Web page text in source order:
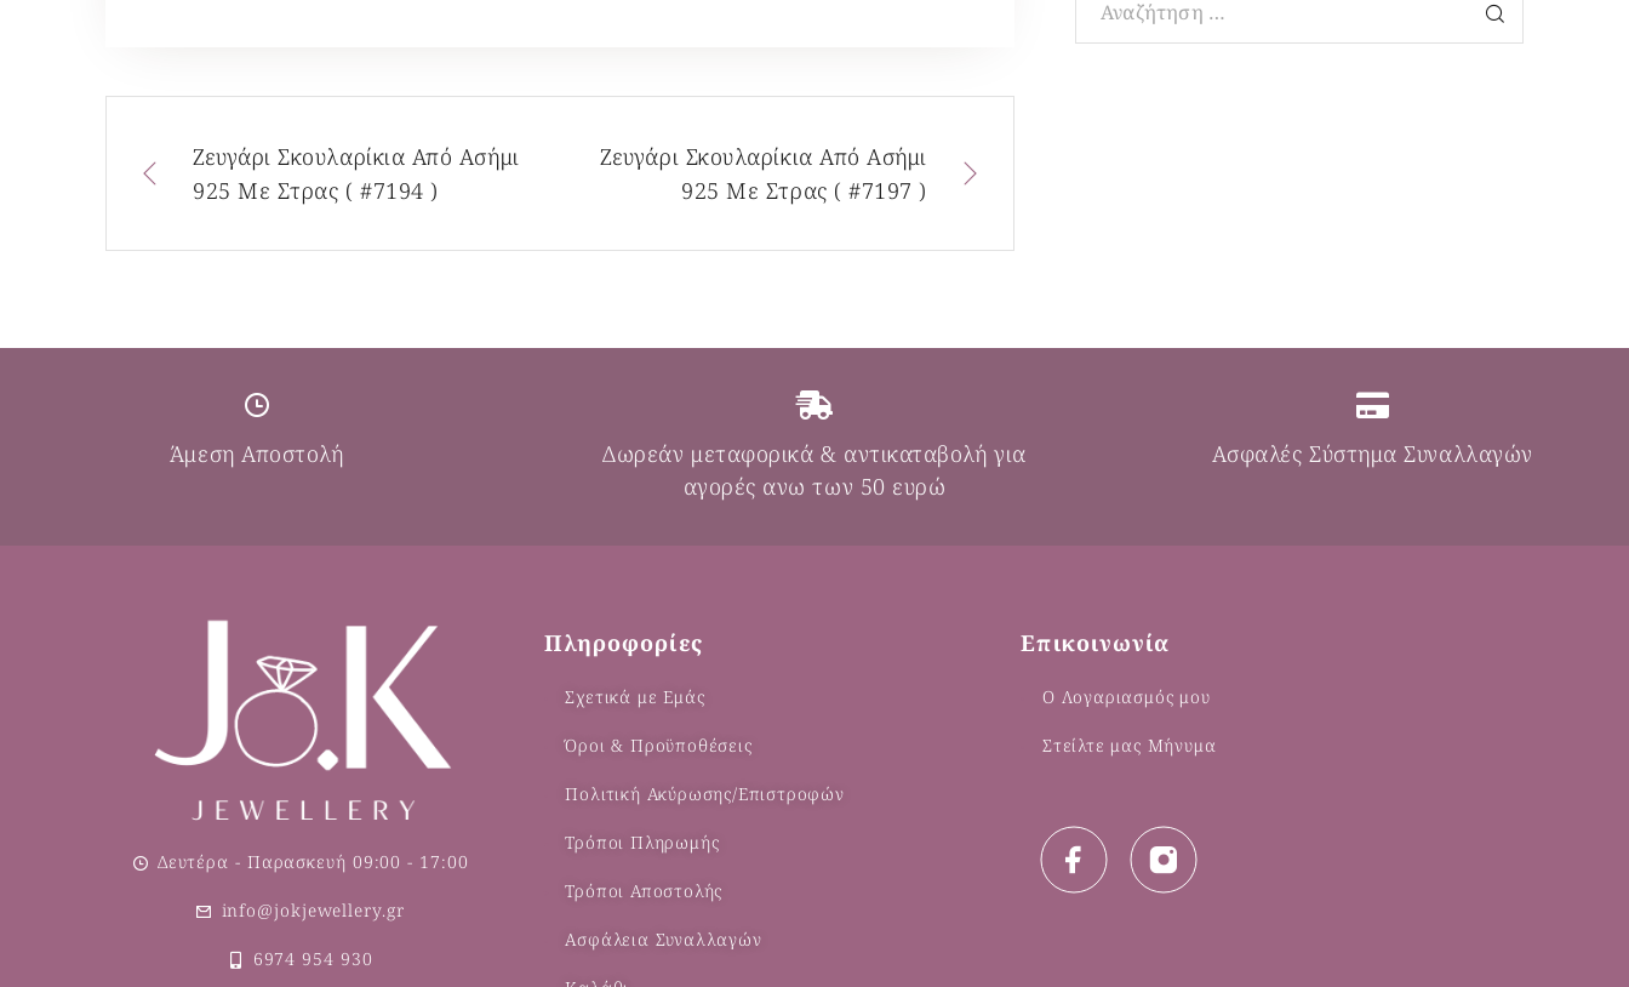
Ζευγάρι Σκουλαρίκια Από Ασήμι
925 Με Στρας ( #7194 )
Ζευγάρι Σκουλαρίκια Από Ασήμι
925 Με Στρας ( #7197 )
Άμεση Αποστολή
Δωρεάν μεταφορικά & αντικαταβολή για
αγορές ανω των 50 ευρώ
Ασφαλές Σύστημα Συναλλαγών
Δευτέρα - Παρασκευή 09:00 - 17:00
info@jokjewellery.gr
6974 954 930
Πληροφορίες
Σχετικά με Εμάς
Όροι & Προϋποθέσεις
Πολιτική Ακύρωσης/Επιστροφών
Τρόποι Πληρωμής
Τρόποι Αποστολής
Ασφάλεια Συναλλαγών
Επικοινωνία
Ο Λογαριασμός μου
Στείλτε μας Μήνυμα